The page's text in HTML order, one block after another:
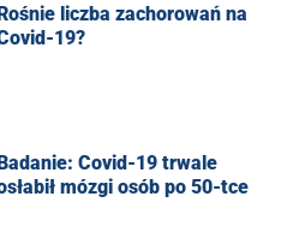
liczba zachorowań na
19?
Covid-19 trwale
mózgi osób po 50-tce